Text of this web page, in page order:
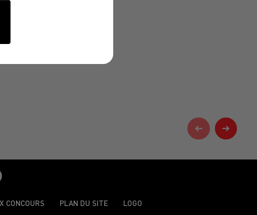
CONCOURS PLAN DU SITE LOGO